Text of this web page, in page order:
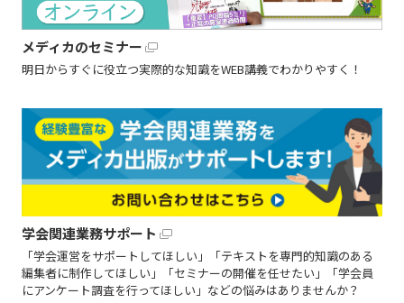
メディカのセミナー
明日からすぐに役立つ実際的な知識をWEB講義でわかりやすく！
学会関連業務サポート
「学会運営をサポートしてほしい」「テキストを専門的知識のある
編集者に制作してほしい」「セミナーの開催を任せたい」「学会員
にアンケート調査を行ってほしい」などの悩みはありませんか？